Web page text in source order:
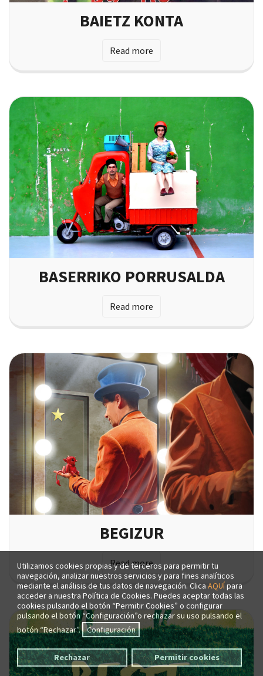
Utilizamos cookies propias y de terceros para permitir tu
navegación, analizar nuestros servicios y para fines analíticos
mediante el análisis de tus datos de navegación. Clica AQUÍpara
acceder a nuestra Política de Cookies. Puedes aceptar todas las
cookies pulsando el botón “Permitir Cookies” o configurar
pulsando el botón “Configuración”o rechazar su uso pulsando el
botón “Rechazar”. Configuración
Rechazar Permitir cookies
BAIETZ KONTA
Read more
BASERRIKO PORRUSALDA
Read more
BEGIZUR
Read more